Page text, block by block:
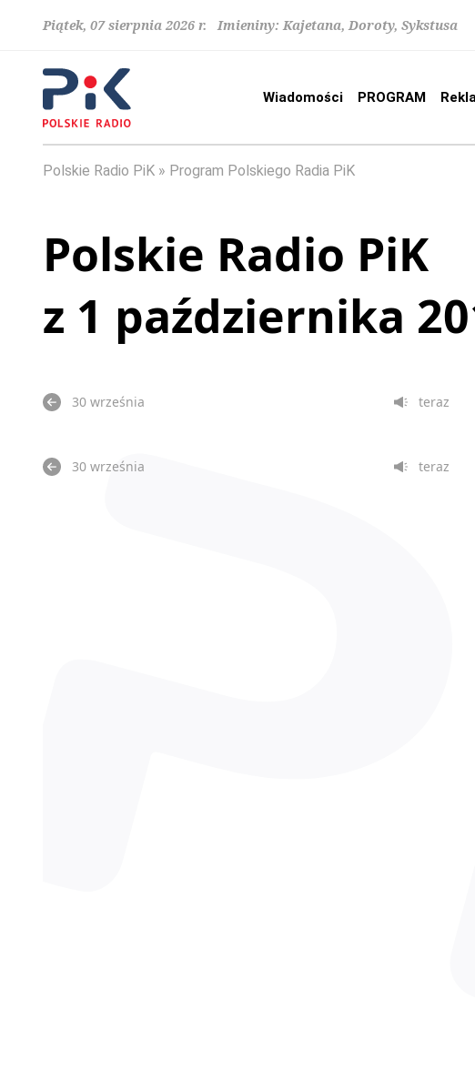
Piątek, 07 sierpnia 2026 r. Imieniny: Kajetana, Doroty, Sykstusa
Wiadomości PROGRAM
Polskie Radio PiK Program Polskiego Radia PiK
Polskie Radio PiK
z 1 października
30 września teraz
30 września teraz